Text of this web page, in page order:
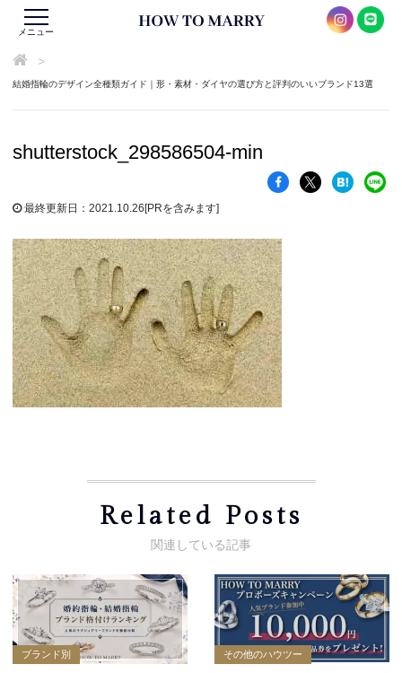
メニュー
>
結婚指輪のデザイン全種類ガイド｜形・素材・ダイヤの選び方と評判のいいブランド13選
shutterstock_298586504-min
最終更新日：2021.10.26[PRを含みます]
Related Posts
ブランド別 その他のハウツー